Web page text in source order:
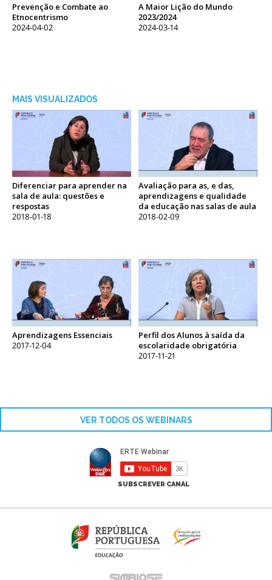
VER TODOS OS WEBINARS
SUBSCREVER CANAL
Prevenção e Combate ao
Etnocentrismo
2024-04-02
A Maior Lição do Mundo
2023/2024
2024-03-14
MAIS VISUALIZADOS
Diferenciar para aprender na
sala de aula: questões e
respostas
2018-01-18
Avaliação para as, e das,
aprendizagens e qualidade
da educação nas salas de aula
2018-02-09
Aprendizagens Essenciais
2017-12-04
Perfil dos Alunos à saída da
escolaridade obrigatória
2017-11-21